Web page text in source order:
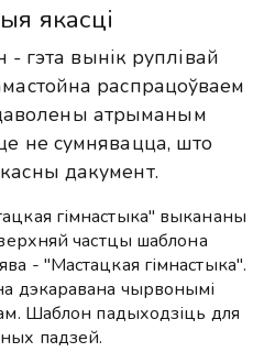
якасці
гэта вынік руплівай
распрацоўваем
атрыманым
не сумнявацца, што
дакумент.
гімнастыка" выкананы
частцы шаблона
- "Мастацкая гімнастыка".
дэкаравана чырвонымі
Шаблон падыходзіць для
падзей.